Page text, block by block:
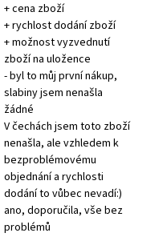
+ cena zboží
+ rychlost dodání zboží
+ možnost vyzvednutí
zboží na uložence
- byl to můj první nákup,
slabiny jsem nenašla
žádné
V čechách jsem toto zboží
nenašla, ale vzhledem k
bezproblémovému
objednání a rychlosti
dodání to vůbec nevadí:)
ano, doporučila, vše bez
problémů